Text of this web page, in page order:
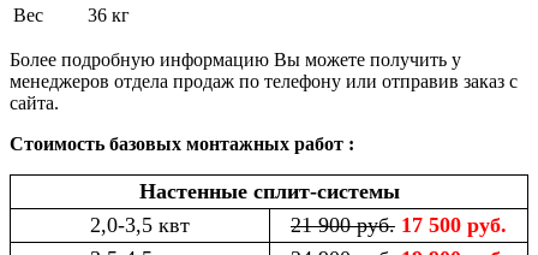
Вес
36 кг
Более подробную информацию Вы можете получить у
менеджеров отдела продаж по телефону или отправив заказ с
сайта.
Стоимость базовых монтажных работ :
Настенные сплит-системы
2,0-3,5 квт
21 900 руб. 17 500 руб.